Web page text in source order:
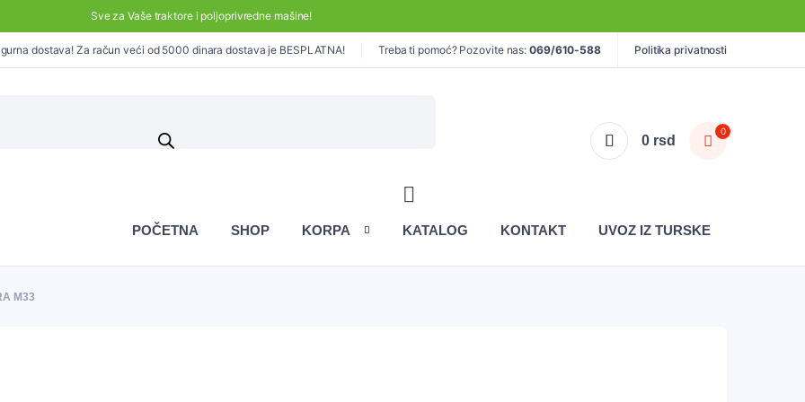
Sve za Vaše traktore i poljoprivredne mašine!
dostava! Za račun veći od 5000 dinara dostava je BESPLATNA! Treba ti pomoć? Pozovite nas:069/610-588 Politika privatnosti
0 rsd
0
POČETNA SHOP KORPA KATALOG KONTAKT UVOZ IZ TURSKE
M33